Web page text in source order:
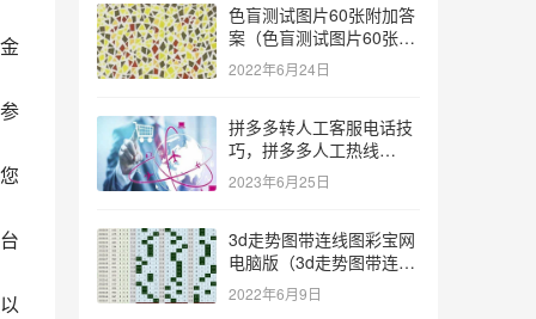
色盲测试图片60张附加答
案（色盲测试图片60张复
杂）
2022年6月24日
拼多多转人工客服电话技
巧，拼多多人工热线
9541344？
2023年6月25日
3d走势图带连线图彩宝网
电脑版（3d走势图带连线
图彩宝网手机版）
2022年6月9日